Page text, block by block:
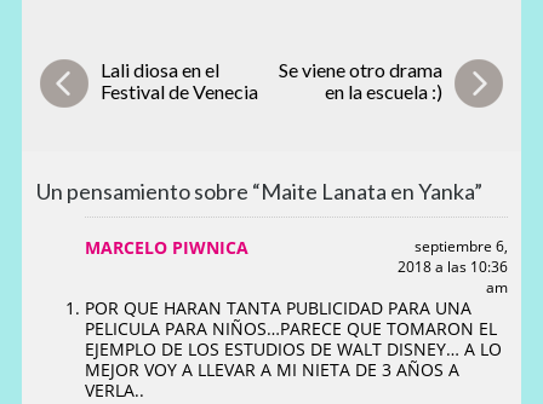
Lali diosa en el
Festival de Venecia
Se viene otro drama
en la escuela :)
Un pensamiento sobre “Maite Lanata en Yanka”
MARCELO PIWNICA
septiembre 6,
2018 a las 10:36
am
POR QUE HARAN TANTA PUBLICIDAD PARA UNA
PELICULA PARA NIÑOS…PARECE QUE TOMARON EL
EJEMPLO DE LOS ESTUDIOS DE WALT DISNEY… A LO
MEJOR VOY A LLEVAR A MI NIETA DE 3 AÑOS A
VERLA..